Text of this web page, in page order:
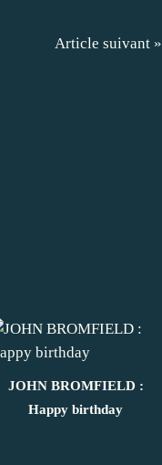
Article suivant »
JOHN BROMFIELD :
Happy birthday